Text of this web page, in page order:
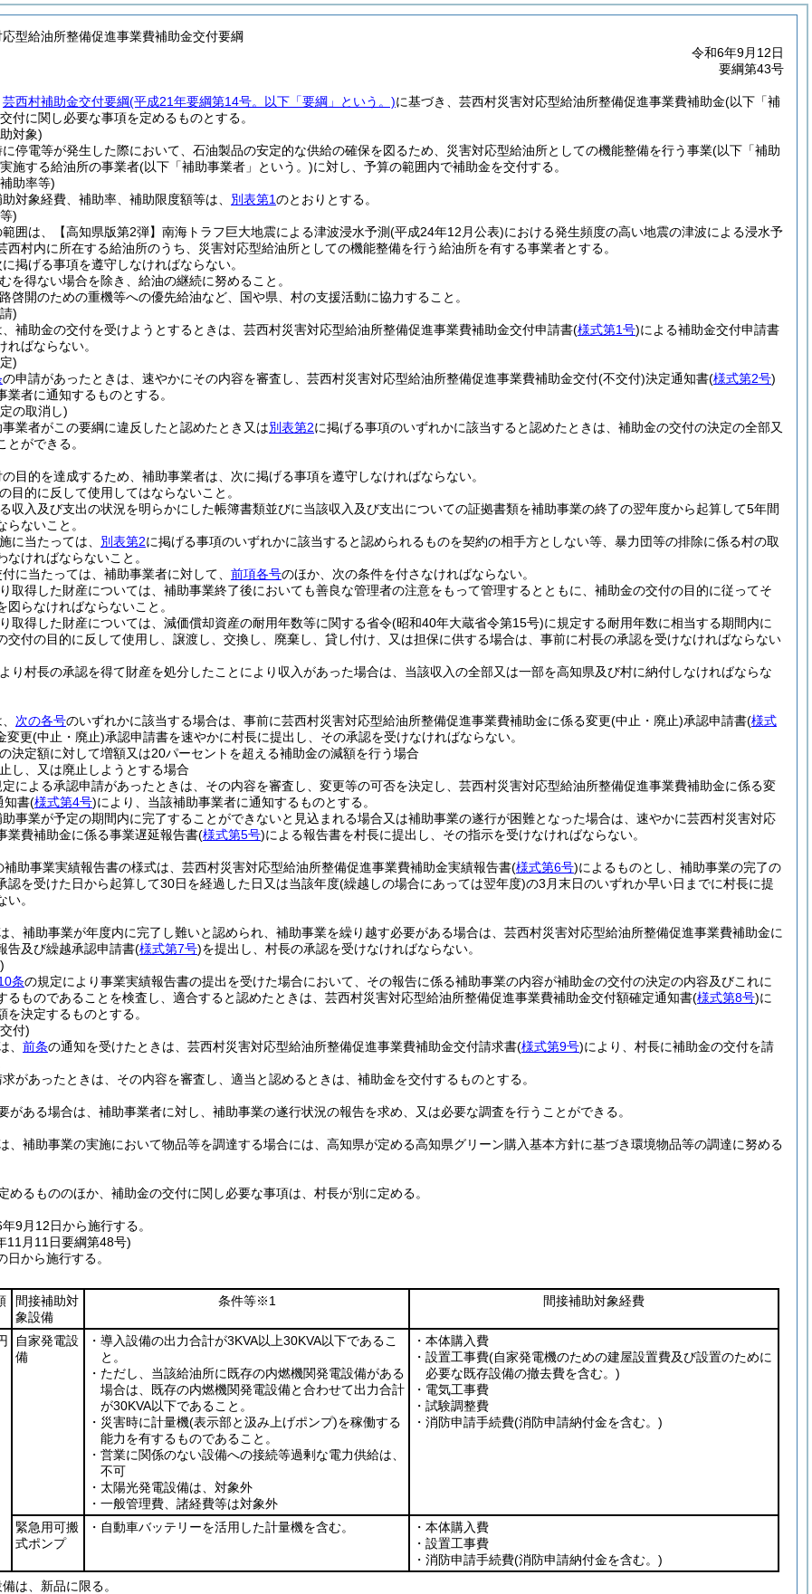
型給油所整備促進事業費補助金交付要綱
令和6年9月12日
要綱第43号
芸西村補助金交付要綱(平成21年要綱第14号。以下「要綱」という。)に基づき、芸西村災害対応型給油所整備促進事業費補助金(以下「補
付に関し必要な事項を定めるものとする。
対象)
停電等が発生した際において、石油製品の安定的な供給の確保を図るため、災害対応型給油所としての機能整備を行う事業(以下「補助
施する給油所の事業者(以下「補助事業者」という。)に対し、予算の範囲内で補助金を交付する。
助率等)
対象経費、補助率、補助限度額等は、 別表第1のとおりとする。
)
囲は、【高知県版第2弾】南海トラフ巨大地震による津波浸水予測(平成24年12月公表)における発生頻度の高い地震の津波による浸水予
西村内に所在する給油所のうち、災害対応型給油所としての機能整備を行う給油所を有する事業者とする。
掲げる事項を遵守しなければならない。
を得ない場合を除き、給油の継続に努めること。
啓開のための重機等への優先給油など、国や県、村の支援活動に協力すること。
)
補助金の交付を受けようとするときは、芸西村災害対応型給油所整備促進事業費補助金交付申請書(様式第1号)による補助金交付申請書
ればならない。
)
の申請があったときは、速やかにその内容を審査し、芸西村災害対応型給油所整備促進事業費補助金交付(不交付)決定通知書(様式第2号)
業者に通知するものとする。
の取消し)
業者がこの要綱に違反したと認めたとき又は別表第2に掲げる事項のいずれかに該当すると認めたときは、補助金の交付の決定の全部又
とができる。
目的を達成するため、補助事業者は、次に掲げる事項を遵守しなければならない。
目的に反して使用してはならないこと。
収入及び支出の状況を明らかにした帳簿書類並びに当該収入及び支出についての証拠書類を補助事業の終了の翌年度から起算して5年間
らないこと。
に当たっては、 別表第2に掲げる事項のいずれかに該当すると認められるものを契約の相手方としない等、暴力団等の排除に係る村の取
なければならないこと。
に当たっては、補助事業者に対して、 前項各号のほか、次の条件を付さなければならない。
取得した財産については、補助事業終了後においても善良な管理者の注意をもって管理するとともに、補助金の交付の目的に従ってそ
図らなければならないこと。
取得した財産については、減価償却資産の耐用年数等に関する省令(昭和40年大蔵省令第15号)に規定する耐用年数に相当する期間内に
交付の目的に反して使用し、譲渡し、交換し、廃棄し、貸し付け、又は担保に供する場合は、事前に村長の承認を受けなければならない
り村長の承認を得て財産を処分したことにより収入があった場合は、当該収入の全部又は一部を高知県及び村に納付しなければならな
次の各号のいずれかに該当する場合は、事前に芸西村災害対応型給油所整備促進事業費補助金に係る変更(中止・廃止)承認申請書(様式
変更(中止・廃止)承認申請書を速やかに村長に提出し、その承認を受けなければならない。
決定額に対して増額又は20パーセントを超える補助金の減額を行う場合
し、又は廃止しようとする場合
定による承認申請があったときは、その内容を審査し、変更等の可否を決定し、芸西村災害対応型給油所整備促進事業費補助金に係る変
知書(様式第4号)により、当該補助事業者に通知するものとする。
事業が予定の期間内に完了することができないと見込まれる場合又は補助事業の遂行が困難となった場合は、速やかに芸西村災害対応
業費補助金に係る事業遅延報告書(様式第5号)による報告書を村長に提出し、その指示を受けなければならない。
補助事業実績報告書の様式は、芸西村災害対応型給油所整備促進事業費補助金実績報告書(様式第6号)によるものとし、補助事業の完了の
認を受けた日から起算して30日を経過した日又は当該年度(繰越しの場合にあっては翌年度)の3月末日のいずれか早い日までに村長に提
。
、補助事業が年度内に完了し難いと認められ、補助事業を繰り越す必要がある場合は、芸西村災害対応型給油所整備促進事業費補助金に
告及び繰越承認申請書(様式第7号)を提出し、村長の承認を受けなければならない。
条の規定により事業実績報告書の提出を受けた場合において、その報告に係る補助事業の内容が補助金の交付の決定の内容及びこれに
るものであることを検査し、適合すると認めたときは、芸西村災害対応型給油所整備促進事業費補助金交付額確定通知書(様式第8号)に
を決定するものとする。
付)
、 前条の通知を受けたときは、芸西村災害対応型給油所整備促進事業費補助金交付請求書(様式第9号)により、村長に補助金の交付を請
があったときは、その内容を審査し、適当と認めるときは、補助金を交付するものとする。
がある場合は、補助事業者に対し、補助事業の遂行状況の報告を求め、又は必要な調査を行うことができる。
、補助事業の実施において物品等を調達する場合には、高知県が定める高知県グリーン購入基本方針に基づき環境物品等の調達に努める
めるもののほか、補助金の交付に関し必要な事項は、村長が別に定める。
9月12日から施行する。
11月11日要綱第48号)
日から施行する。
間接補助対
象設備
条件等※1 間接補助対象経費
自家発電設
備
・導入設備の出力合計が3KVA以上30KVA以下であるこ
と。
・ただし、当該給油所に既存の内燃機関発電設備がある
場合は、既存の内燃機関発電設備と合わせて出力合計
が30KVA以下であること。
・災害時に計量機(表示部と汲み上げポンプ)を稼働する
能力を有するものであること。
・営業に関係のない設備への接続等過剰な電力供給は、
不可
・太陽光発電設備は、対象外
・一般管理費、諸経費等は対象外
・本体購入費
・設置工事費(自家発電機のための建屋設置費及び設置のために
必要な既存設備の撤去費を含む。)
・電気工事費
・試験調整費
・消防申請手続費(消防申請納付金を含む。)
緊急用可搬
式ポンプ
・自動車バッテリーを活用した計量機を含む。
・本体購入費
・設置工事費
・消防申請手続費(消防申請納付金を含む。)
は、新品に限る。